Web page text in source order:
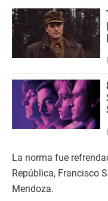
La norma fue
República, Francisco
Mendoza.